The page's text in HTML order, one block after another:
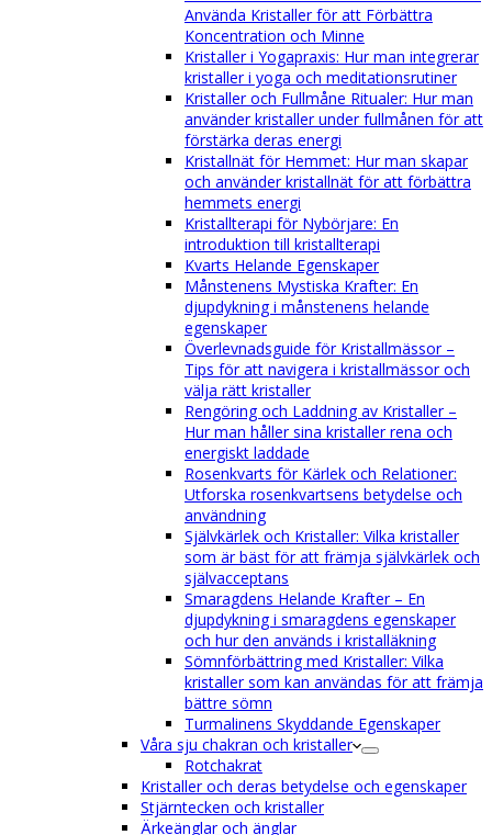
Använda Kristaller för att Förbättra
Koncentration och Minne
Kristaller i Yogapraxis: Hur man integrerar
kristaller i yoga och meditationsrutiner
Kristaller och Fullmåne Ritualer: Hur man
använder kristaller under fullmånen för att
förstärka deras energi
Kristallnät för Hemmet: Hur man skapar
och använder kristallnät för att förbättra
hemmets energi
Kristallterapi för Nybörjare: En
introduktion till kristallterapi
Kvarts Helande Egenskaper
Månstenens Mystiska Krafter: En
djupdykning i månstenens helande
egenskaper
Överlevnadsguide för Kristallmässor –
Tips för att navigera i kristallmässor och
välja rätt kristaller
Rengöring och Laddning av Kristaller –
Hur man håller sina kristaller rena och
energiskt laddade
Rosenkvarts för Kärlek och Relationer:
Utforska rosenkvartsens betydelse och
användning
Självkärlek och Kristaller: Vilka kristaller
som är bäst för att främja självkärlek och
självacceptans
Smaragdens Helande Krafter – En
djupdykning i smaragdens egenskaper
och hur den används i kristalläkning
Sömnförbättring med Kristaller: Vilka
kristaller som kan användas för att främja
bättre sömn
Turmalinens Skyddande Egenskaper
Våra sju chakran och kristaller
Rotchakrat
Kristaller och deras betydelse och egenskaper
Stjärntecken och kristaller
Ärkeänglar och änglar